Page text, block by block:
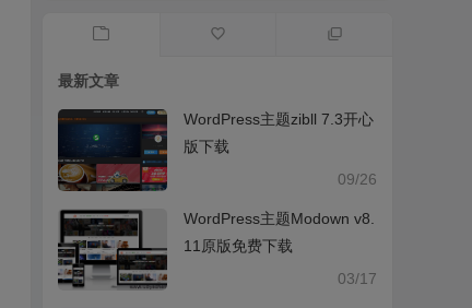
最新文章
WordPress主题zibll 7.3开心
版下载
09/26
WordPress主题Modown v8.
11原版免费下载
03/17